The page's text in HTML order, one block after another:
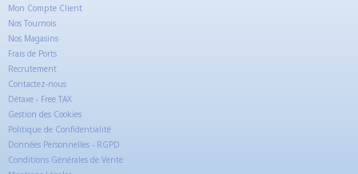
Mon Compte Client
Nos Tournois
Nos Magasins
Frais de Ports
Recrutement
Contactez-nous
Détaxe - Free TAX
Gestion des Cookies
Politique de Confidentialité
Données Personnelles - RGPD
Conditions Générales de Vente